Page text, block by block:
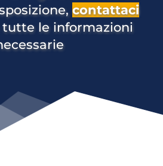
contattaci
tutte le informazioni